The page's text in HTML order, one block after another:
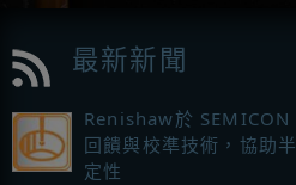
最新新聞
Renishaw於
回饋與校準技術，協助
定性